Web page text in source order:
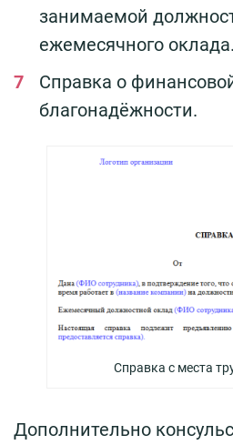
занимаемой
ежемесячного оклада.
Справка о
благонадёжности.
Справка с места
Дополнительно